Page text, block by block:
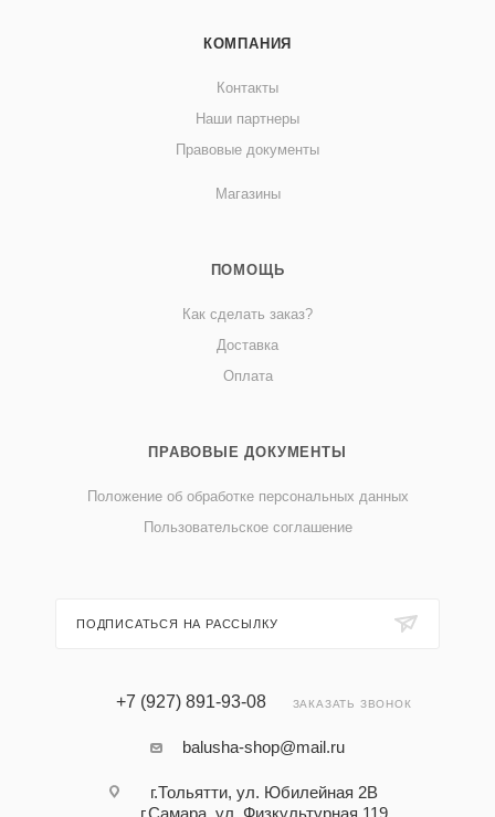
КОМПАНИЯ
Контакты
Наши партнеры
Правовые документы
Магазины
ПОМОЩЬ
Как сделать заказ?
Доставка
Оплата
ПРАВОВЫЕ ДОКУМЕНТЫ
Положение об обработке персональных данных
Пользовательское соглашение
ПОДПИСАТЬСЯ НА РАССЫЛКУ
+7 (927) 891-93-08 ЗАКАЗАТЬ ЗВОНОК
balusha-shop@mail.ru
г.Тольятти, ул. Юбилейная 2В
г.Самара, ул. Физкультурная 119